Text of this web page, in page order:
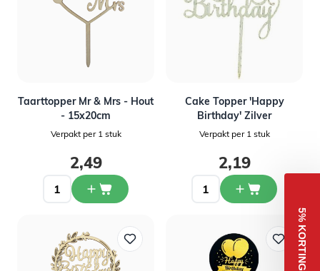
Taarttopper Mr & Mrs - Hout
- 15x20cm
Verpakt per 1 stuk
2,49
Cake Topper 'Happy
Birthday' Zilver
Verpakt per 1 stuk
2,19
5% KORTING